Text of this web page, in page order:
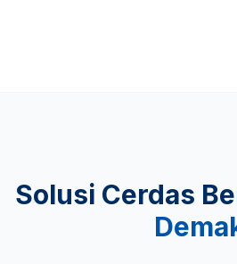
Solusi Cerdas